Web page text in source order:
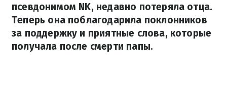
псевдонимом NK, недавно потеряла отца.
Теперь она поблагодарила поклонников
за поддержку и приятные слова, которые
получала после смерти папы.